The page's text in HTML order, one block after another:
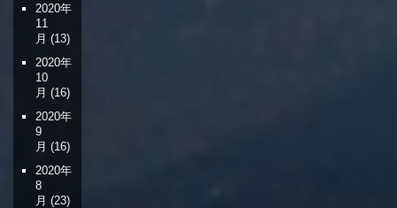
2020年
11
月 (13)
2020年
10
月 (16)
2020年
9
月 (16)
2020年
8
月 (23)